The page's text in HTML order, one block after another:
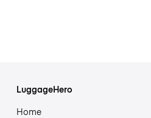
LuggageHero
Home